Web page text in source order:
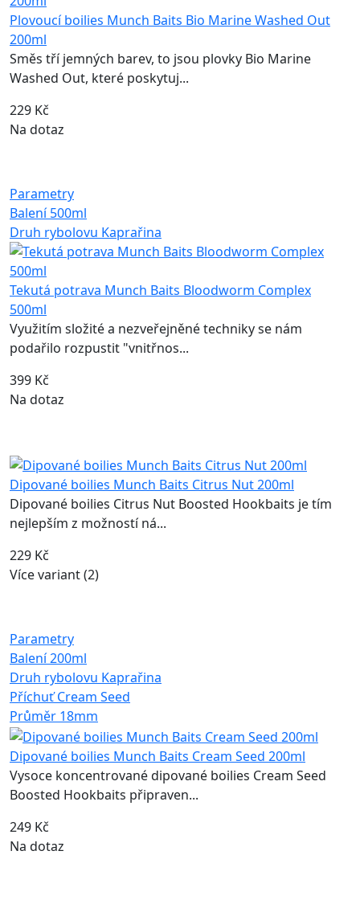
Plovoucí boilies Munch Baits Bio Marine Washed Out
200ml
Směs tří jemných barev, to jsou plovky Bio Marine
Washed Out, které poskytuj...
229 Kč
Na dotaz
Parametry
Balení 500ml
Druh rybolovu Kaprařina
Tekutá potrava Munch Baits Bloodworm Complex
500ml
Využitím složité a nezveřejněné techniky se nám
podařilo rozpustit "vnitřnos...
399 Kč
Na dotaz
Dipované boilies Munch Baits Citrus Nut 200ml
Dipované boilies Citrus Nut Boosted Hookbaits je tím
nejlepším z možností ná...
229 Kč
Více variant (2)
Parametry
Balení200ml
Druh rybolovu Kaprařina
Příchuť Cream Seed
Průměr 18mm
Dipované boilies Munch Baits Cream Seed 200ml
Vysoce koncentrované dipované boilies Cream Seed
Boosted Hookbaits připraven...
249 Kč
Na dotaz